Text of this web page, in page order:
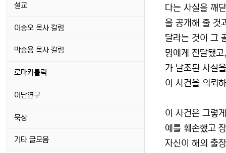
다는 사실을 깨
을 공개해 줄 것
달라는 것이 그
명에게 전달됐
가 날조된 사실
이 사건을 의뢰
이 사건은 그렇
예를 훼손했고
자신이 해외 출
설교
이송오 목사 칼럼
박승용 목사 칼럼
로마카톨릭
이단연구
묵상
기타 글모음